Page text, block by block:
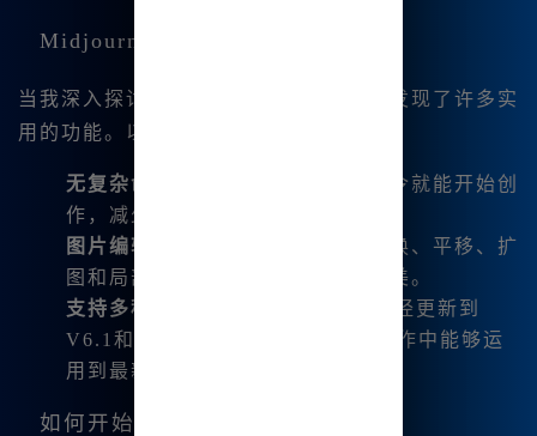
Midjourney中文版的核心功能
当我深入探讨Midjourney中文版时，我发现了许多实
用的功能。以下是我认为最重要的几个：
无复杂命令
：我只需输入简单的命令就能开始创
作，减少了学习曲线。
图片编辑
：可以轻松进行微调、变换、平移、扩
图和局部重绘，使我的作品更加完美。
支持多种版本
：当前Midjourney已经更新到
V6.1和niji6版本，使得我在艺术创作中能够运
用到最新的技术成果。
如何开始使用Midjourney中文版？